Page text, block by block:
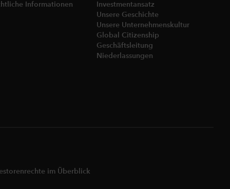
Informationen​
Investmentansatz
Unsere Geschichte​
Unsere Unternehmenskultur
Global Citizenship
Geschäftsleitung​
Niederlassungen​
im Überblick